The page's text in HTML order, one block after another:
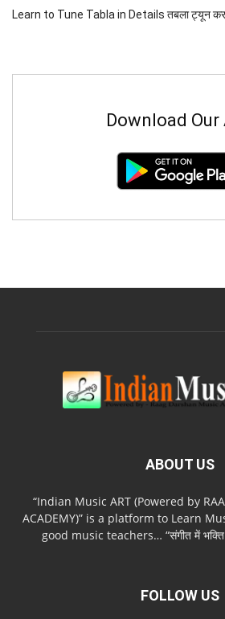
Learn to Tune Tabla in Details तबला ट्यून
Download Our
ABOUT US
“Indian Music ART (Powered by
ACADEMY)” is a platform to Learn
good music teachers… “संगीत में भक्ति
FOLLOW US